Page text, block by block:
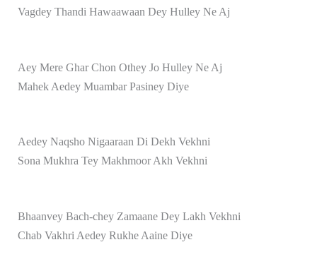
Vagdey Thandi Hawaawaan Dey Hulley Ne Aj
Aey Mere Ghar Chon Othey Jo Hulley Ne Aj
Mahek Aedey Muambar Pasiney Diye
Aedey Naqsho Nigaaraan Di Dekh Vekhni
Sona Mukhra Tey Makhmoor Akh Vekhni
Bhaanvey Bach-chey Zamaane Dey Lakh Vekhni
Chab Vakhri Aedey Rukhe Aaine Diye